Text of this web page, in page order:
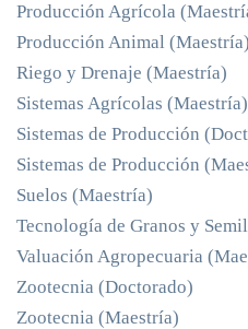
Producción Agrícola
Producción Animal (Maestría)
Riego y Drenaje (Maestría)
Sistemas Agrícolas (Maestría)
Sistemas de Producción
Sistemas de Producción
Suelos (Maestría)
Tecnología de Granos y
Valuación Agropecuaria
Zootecnia (Doctorado)
Zootecnia (Maestría)